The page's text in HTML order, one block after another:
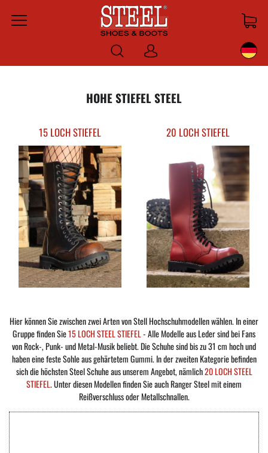
Menu
Anmelden
HOHE STIEFEL STEEL
15 LOCH STIEFEL 20 LOCH STIEFEL
Hier können Sie zwischen zwei Arten von Stell Hochschuhmodellen wählen. In einer
Gruppe finden Sie15 LOCH STEEL STIEFEL- Alle Modelle aus Leder sind bei Fans
von Rock-, Punk- und Metal-Musik beliebt. Die Schuhe sind bis zu 31 cm hoch und
haben eine feste Sohle aus gehärtetem Gummi. In der zweiten Kategorie befinden
sich die höchsten Steel Schuhe aus unserem Angebot, nämlich20 LOCH STEEL
STIEFEL. Unter diesen Modellen finden Sie auch Ranger Steel mit einem
Reißverschluss oder Metallschnallen.